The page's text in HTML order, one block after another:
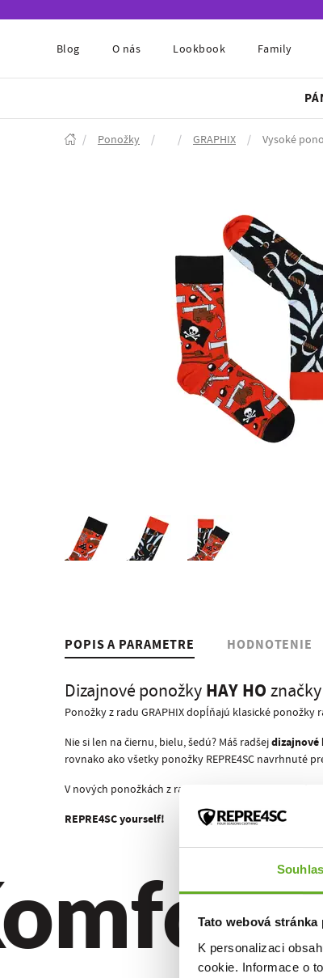
Souhlas
Tato webová
K personalizaci
cookie. Informace o
Blog O nás Lookbook Family
/ Ponožky / / GRAPHIX / Vysoké
POPIS A PARAMETRE HODNOTENIE
Dizajnové ponožky HAY HO značky
Ponožky z radu GRAPHIX dopĺňajú klasické ponožky
Nie si len na čiernu, bielu, šedú? Máš radšejdizajnové
rovnako ako všetky ponožky REPRE4SC navrhnuté
V nových ponožkách z radu GRAPHIX rozhodne v dave
REPRE4SC yourself!